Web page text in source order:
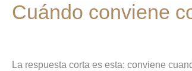
Cuándo conviene
La respuesta corta es esta: conviene